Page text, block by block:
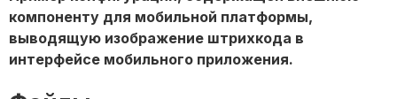
компоненту для мобильной платформы,
выводящую изображение штрихкода в
интерфейсе мобильного приложения.